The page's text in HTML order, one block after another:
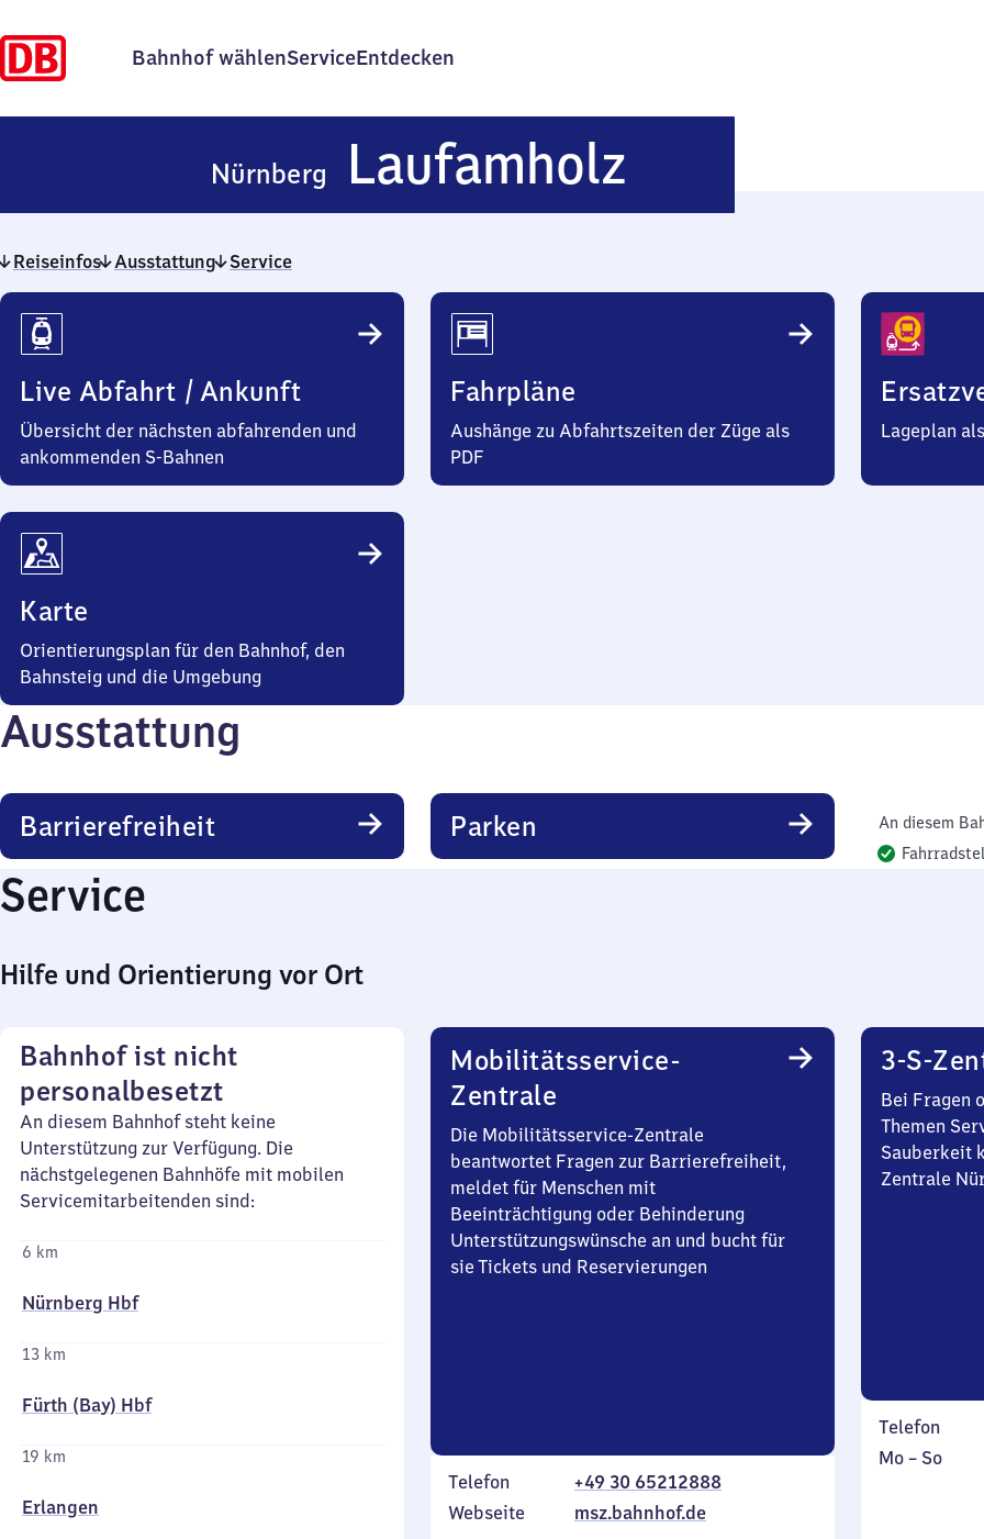
Bahnhof wählenServiceEntdecken
Nürnberg Laufamholz
Laufamholz
Reiseinfos Ausstattung Service
Reiseinfos
Live Abfahrt / Ankunft
Übersicht der nächsten abfahrenden und
ankommenden S-Bahnen
Fahrpläne
Aushänge zu Abfahrtszeiten der Züge als
PDF
Lageplan
Karte
Orientierungsplan für den Bahnhof, den
Bahnsteig und die Umgebung
Ausstattung
Barrierefreiheit Parken
An diesem
Service
Hilfe und Orientierung vor Ort
Bahnhof ist nicht
personalbesetzt
An diesem Bahnhof steht keine
Unterstützung zur Verfügung. Die
nächstgelegenen Bahnhöfe mit mobilen
Servicemitarbeitenden sind:
6 km
Nürnberg Hbf
13 km
Fürth (Bay) Hbf
19 km
Erlangen
Mobilitätsservice-
Zentrale
Die Mobilitätsservice-Zentrale
beantwortet Fragen zur Barrierefreiheit,
meldet für Menschen mit
Beeinträchtigung oder Behinderung
Unterstützungswünsche an und bucht für
sie Tickets und Reservierungen
Telefon
+49 30 65212888
Webseite
msz.bahnhof.de
3-S-
Bei Fragen
Themen
Sauberkeit
Zentrale
Telefon
Montag
Mo – So,